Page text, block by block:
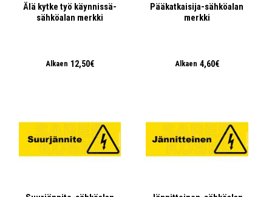
Älä kytke työ käynnissä-
sähköalan merkki
Alkaen 12,50€
Pääkatkaisija-sähköalan
merkki
Alkaen 4,60€